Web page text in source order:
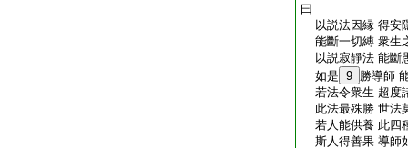
曰
以説法因縁 得安
能斷一切縛 衆生
以説寂靜法 能斷
如是 9 勝導師
若法令衆生 超度
此法最殊勝 世法
若人能供養 此四
斯人得善果 導師